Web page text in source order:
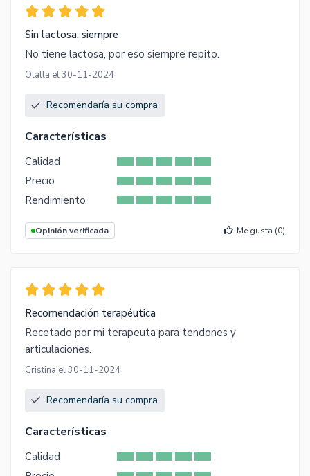
Sin lactosa, siempre
No tiene lactosa, por eso siempre repito.
Olalla el 30-11-2024
Recomendaría su compra
Características
Calidad
Precio
Rendimiento
Opinión verificada Me gusta (0)
Recomendación terapéutica
Recetado por mi terapeuta para tendones y
articulaciones.
Cristina el 30-11-2024
Recomendaría su compra
Características
Calidad